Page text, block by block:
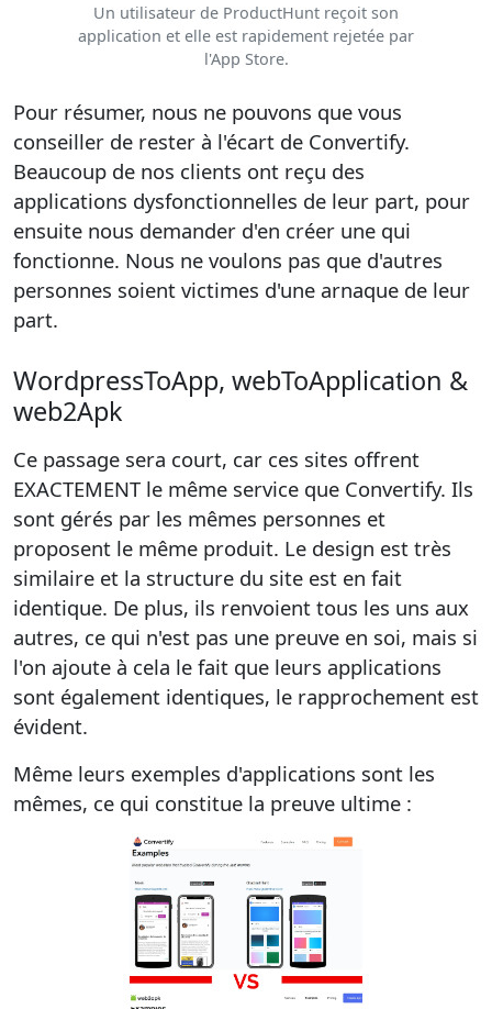
Un utilisateur de ProductHunt reçoit son
application et elle est rapidement rejetée par
l'App Store.
Pour résumer, nous ne pouvons que vous
conseiller de rester à l'écart de Convertify.
Beaucoup de nos clients ont reçu des
applications dysfonctionnelles de leur part, pour
ensuite nous demander d'en créer une qui
fonctionne. Nous ne voulons pas que d'autres
personnes soient victimes d'une arnaque de leur
part.
WordpressToApp, webToApplication &
web2Apk
Ce passage sera court, car ces sites offrent
EXACTEMENT le même service que Convertify. Ils
sont gérés par les mêmes personnes et
proposent le même produit. Le design est très
similaire et la structure du site est en fait
identique. De plus, ils renvoient tous les uns aux
autres, ce qui n'est pas une preuve en soi, mais si
l'on ajoute à cela le fait que leurs applications
sont également identiques, le rapprochement est
évident.
Même leurs exemples d'applications sont les
mêmes, ce qui constitue la preuve ultime :